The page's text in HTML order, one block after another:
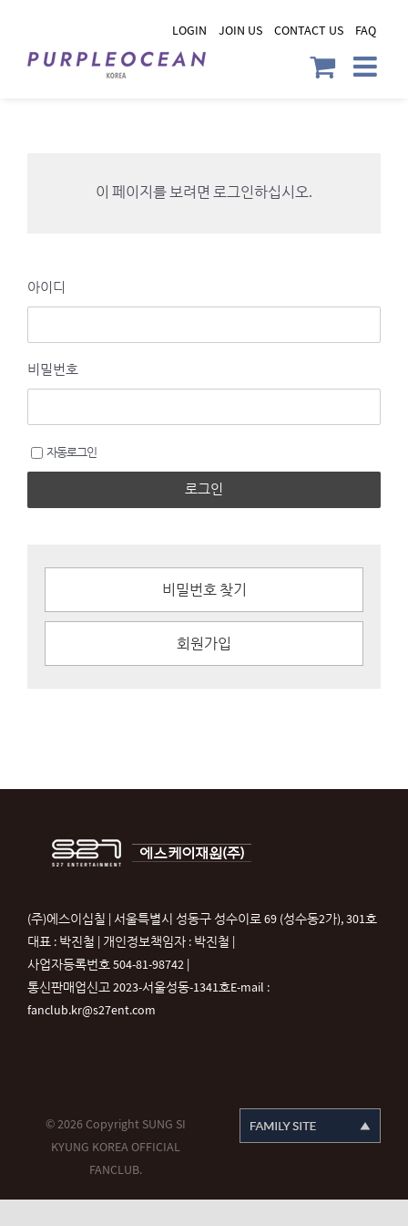
content
LOGIN JOIN US CONTACT US FAQ
이 페이지를 보려면 로그인하십시오.
아이디
비밀번호
자동로그인
로그인
비밀번호 찾기
회원가입
(주)에스이십칠 | 서울특별시 성동구 성수이로 69 (성수동2가), 301호
대표 : 박진철 | 개인정보책임자 : 박진철 |
사업자등록번호 504-81-98742 |
통신판매업신고 2023-서울성동-1341호E-mail :
fanclub.kr@s27ent.com
© 2026 Copyright SUNG SI
KYUNG KOREA OFFICIAL
FANCLUB.